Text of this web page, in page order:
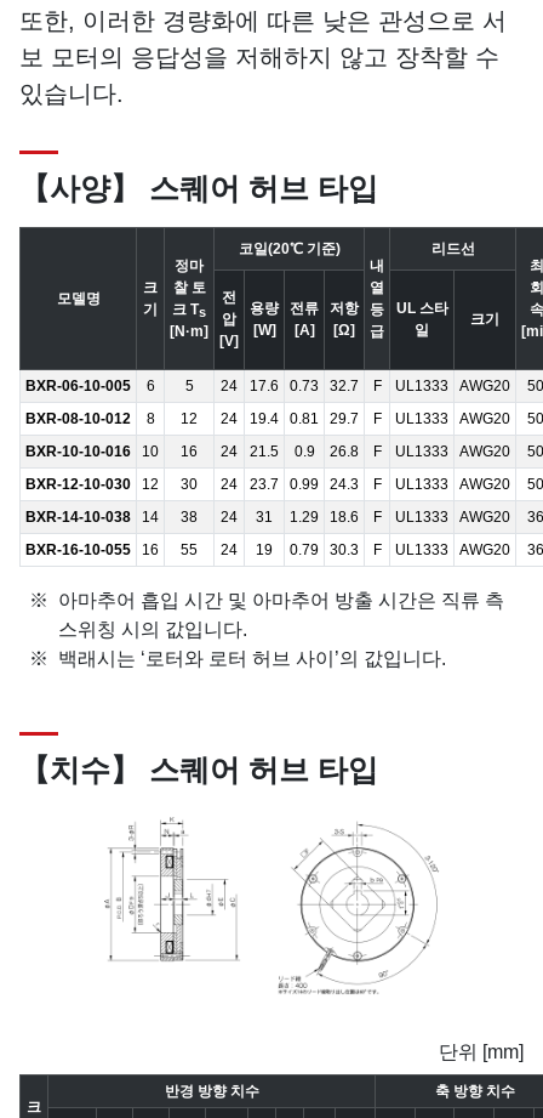
또한, 이러한 경량화에 따른 낮은 관성으로 서
보 모터의 응답성을 저해하지 않고 장착할 수
있습니다.
【사양】 스퀘어 허브 타입
모델명
크
기
정마
찰 토
크 Ts
[N·m]
코일(20℃ 기준)
내
열
등
급
리드선
전
압
[V]
용량
[W]
전류
[A]
저항
[Ω]
UL 스타
일
크기
BXR-06-10-005 6 5 24 17.6 0.73 32.7 F UL1333 AWG20
BXR-08-10-012
8 12 24 19.4 0.81 29.7 F UL1333 AWG20
BXR-10-10-016
10 16 24 21.5 0.9 26.8 F UL1333 AWG20
BXR-12-10-030
12 30 24 23.7 0.99 24.3 F UL1333 AWG20
BXR-14-10-038
14 38 24 31 1.29 18.6 F UL1333 AWG20
BXR-16-10-055
16 55 24 19 0.79 30.3 F UL1333 AWG20
아마추어 흡입 시간 및 아마추어 방출 시간은 직류 측
스위칭 시의 값입니다.
백래시는 ‘로터와 로터 허브 사이’의 값입니다.
【치수】 스퀘어 허브 타입
단위 [mm]
크
반경 방향 치수 축 방향 치수